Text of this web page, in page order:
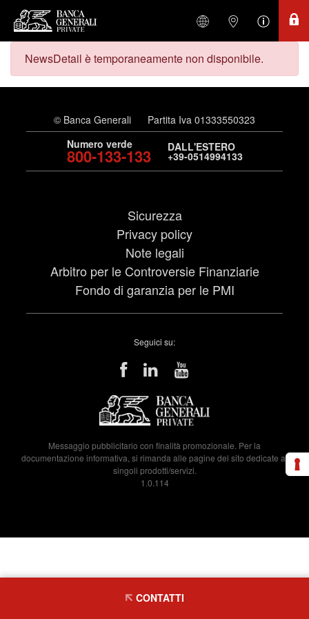
NewsDetail è temporaneamente non disponibile.
© Banca Generali
Partita Iva 01333550323
Numero verde
800-133-133 DALL'ESTERO
+39-0514994133
Sicurezza
Privacy policy
Note legali
Arbitro per le Controversie Finanziarie
Fondo di garanzia per le PMI
Seguici su:
Messaggio pubblicitario con finalità promozionale. Per la
documentazione informativa, si rimanda alle pagine del sito dedicate ai
singoli prodotti/servizi.
1.0.114
CONTATTI